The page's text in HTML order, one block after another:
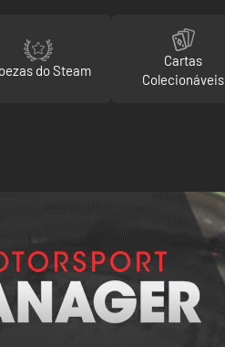
do Steam
Cartas
Colecionáveis